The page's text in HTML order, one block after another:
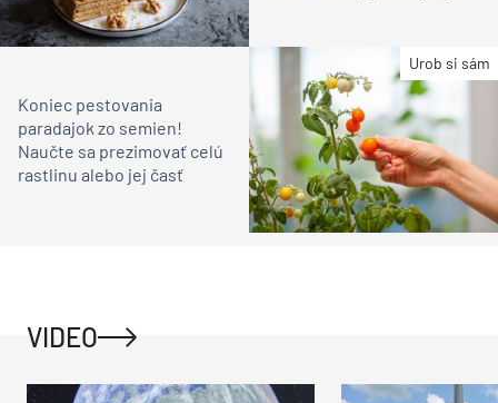
Urob si sám
Koniec pestovania
paradajok zo semien!
Naučte sa prezimovať celú
rastlinu alebo jej časť
VIDEO